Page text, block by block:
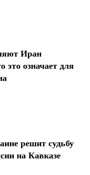
Иран
это означает для
решит судьбу
на Кавказе